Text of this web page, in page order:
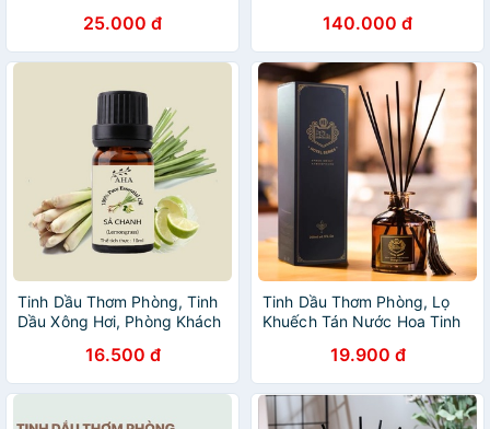
khách 50ml25.000 đ
Tinh dầu thật.140.000 đ
Tinh Dầu Thơm Phòng, Tinh
Dầu Xông Hơi, Phòng Khách
16.500 đ
Tinh Dầu Thơm Phòng, Lọ
Khuếch Tán Nước Hoa Tinh
19.900 đ